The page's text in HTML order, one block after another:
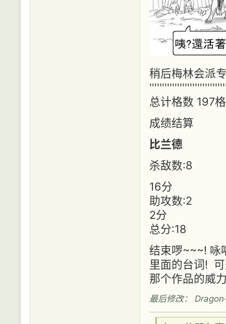
稍后梅林会派
总计格数 197格
成绩结算
比兰德
杀敌数:8
16分
助攻数:2
2分 -
总分:18
结束啰~~~! 咏
里面的台词!
那个作品的威
最后修改：